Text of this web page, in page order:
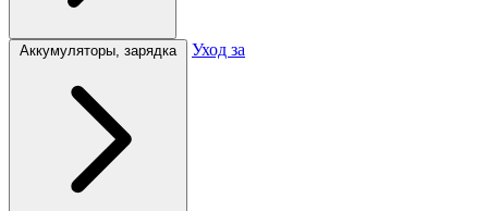
Аккумуляторы, зарядка Уход за